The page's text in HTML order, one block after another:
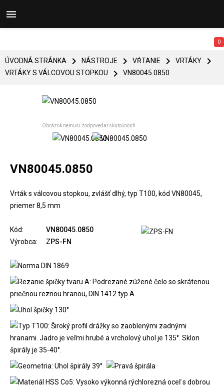

0
ÚVODNÁ STRÁNKA  NÁSTROJE  VŔTANIE  VRTÁKY 
VRTÁKY S VÁLCOVOU STOPKOU  VN80045.0850
Obrázok nemusí zodpovedať skutočnosti
VN80045.0850
Vrták s válcovou stopkou, zvlášť dlhý, typ T100, kód VN80045,
priemer 8,5 mm
Kód:
VN80045.0850
Výrobca:
ZPS-FN